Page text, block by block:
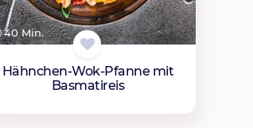
40 Min.
Hähnchen-Wok-Pfanne mit
Basmatireis